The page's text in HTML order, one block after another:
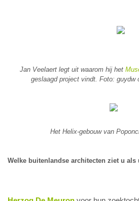
Jan Veelaert legt uit waarom hij het
geslaagd project vindt. Foto: guydw
Het Helix-gebouw van
Welke buitenlandse architecten ziet u als